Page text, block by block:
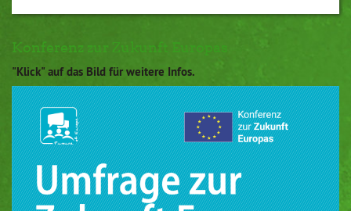
Konferenz zur Zukunft Europas
"Klick" auf das Bild für weitere Infos.